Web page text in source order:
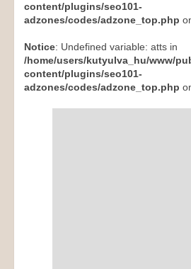
content/plugins/seo101-
adzones/codes/adzone_top.php
Notice: Undefined variable: atts in
/home/users/kutyulva_hu/www/
content/plugins/seo101-
adzones/codes/adzone_top.php